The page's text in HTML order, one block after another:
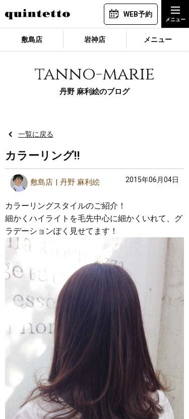
WEB予約
敷島店 岩神店 メニュー
tanno-marie
丹野 麻利絵のブログ
一覧に戻る
カラーリング‼︎
敷島店 丹野 麻利絵 2015年06月04日
カラーリングスタイルのご紹介！
細かくハイライトを毛先中心に細かくいれて、グ
ラデーションぽく見せてます！